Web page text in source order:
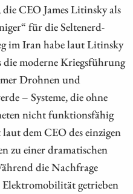
CEO James Litinsky als
für die Seltenerd-
im Iran habe laut Litinsky
moderne Kriegsführung
Drohnen und
– Systeme, die ohne
nicht funktionsfähig
dem CEO des einzigen
zu einer dramatischen
die Nachfrage
getrieben